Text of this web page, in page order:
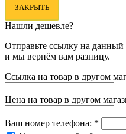
ЗАКРЫТЬ
Нашли дешевле?
Отправьте ссылку на данный
и мы вернём вам разницу.
Ссылка на товар в другом
Цена на товар в другом
Ваш номер телефона: *